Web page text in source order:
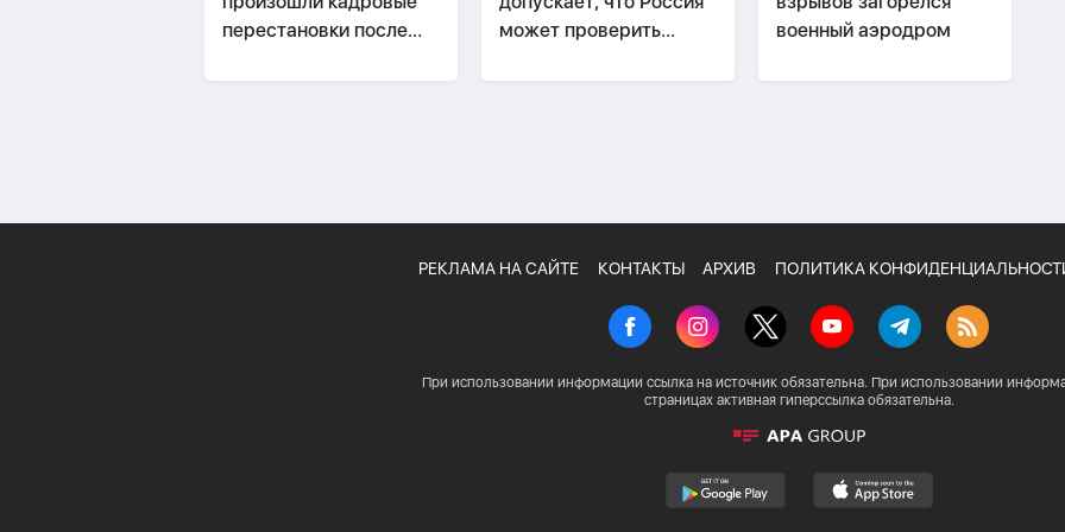
перестановки после
Ирану
может проверить
военный аэродром
РЕКЛАМА НА САЙТЕ КОНТАКТЫ АРХИВ ПОЛИТИКА
При использовании информации ссылка на источник обязательна. При использовании
страницах активная гиперссылка обязательна.